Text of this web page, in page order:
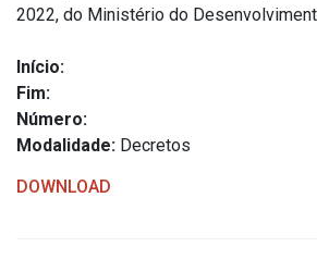
2022, do Ministério do
Início:
Fim:
Número:
Modalidade: Decretos
DOWNLOAD